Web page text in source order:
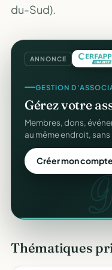
du-Sud).
ANNONCE
GESTION
Gérez votre
Membres, dons,
au même endroit, sans
Créer mon
SITE WEB
Votre site
Une page publique
en cinq minutes. Sans
Créer mon site
Thématiques